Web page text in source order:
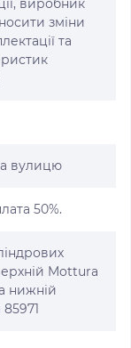
виробник
зміни
та
вулицю
50%.
Mottura
нижній